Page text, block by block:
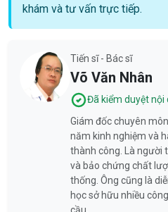
khám và tư vấn trực tiếp.
Tiến sĩ - Bác sĩ
Võ Văn Nhân
Đã kiểm duyệt nội
Giám đốc chuyên
năm kinh nghiệm và
thành công. Là người
và bảo chứng chất
thống. Ông cũng là
học sở hữu nhiều